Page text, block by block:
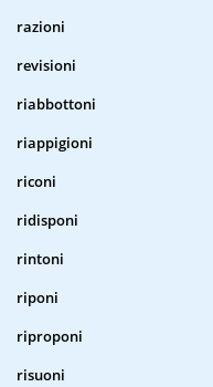
razioni
revisioni
riabbottoni
riappigioni
riconi
ridisponi
rintoni
riponi
riproponi
risuoni